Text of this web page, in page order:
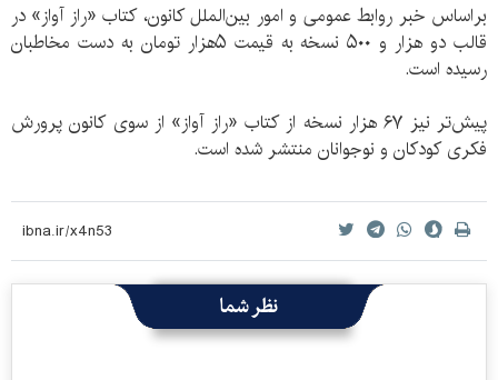
براساس خبر روابط عمومی و امور بین‌الملل کانون، کتاب «راز آواز» در
قالب دو هزار و ۵۰۰ نسخه به قیمت ۵هزار تومان به دست مخاطبان
رسیده است.
پیش‌تر نیز ۶۷ هزار نسخه از کتاب «راز آواز» از سوی کانون پرورش
فکری کودکان و نوجوانان منتشر شده است.
نظر شما